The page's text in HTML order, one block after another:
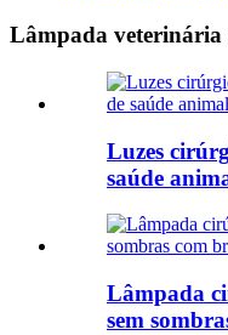
Lâmpada veterinária
Luzes
saúde
Lâmpada
sem